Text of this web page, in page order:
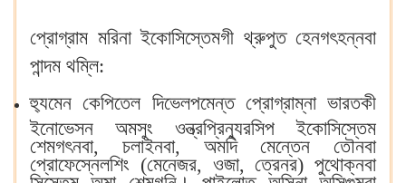
প্রোগ্রাম মরিনা ইকোসিস্তেমগী থ্রুপুত হেনগৎহন্নবা
পান্দম থম্লি:
হ্যুমেন কেপিতেল দিভেলপমেন্ত প্রোগ্রাম্না ভারতকী
ইনোভেসন অমসুং ওন্ত্রপ্রিন্যুরসিপ ইকোসিস্তেম
শেমগৎনবা, চলাইনবা, অমদি মেন্তেন তৌনবা
প্রোফেস্নেলশিং (মেনেজর, ওজা, ত্রেনর) পুথোক্নবা